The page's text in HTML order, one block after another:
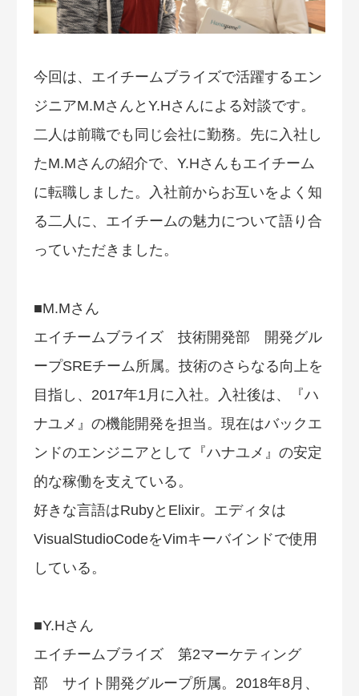
今回は、エイチームブライズで活躍するエン
ジニアM.MさんとY.Hさんによる対談です。
二人は前職でも同じ会社に勤務。先に入社し
たM.Mさんの紹介で、Y.Hさんもエイチーム
に転職しました。入社前からお互いをよく知
る二人に、エイチームの魅力について語り合
っていただきました。
■M.Mさん
エイチームブライズ 技術開発部 開発グル
ープSREチーム所属。技術のさらなる向上を
目指し、2017年1月に入社。入社後は、『ハ
ナユメ』の機能開発を担当。現在はバックエ
ンドのエンジニアとして『ハナユメ』の安定
的な稼働を支えている。
好きな言語はRubyとElixir。エディタは
VisualStudioCodeをVimキーバインドで使用
している。
■Y.Hさん
エイチームブライズ 第2マーケティング
部 サイト開発グループ所属。2018年8月、